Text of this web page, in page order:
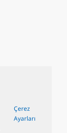
Çerez
Ayarları